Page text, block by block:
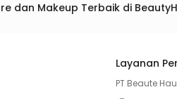
dan Makeup Terbaik di
Layanan
PT Beaute